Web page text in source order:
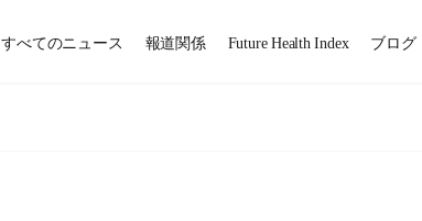
すべてのニュース 報道関係 Future Health Index ブログ